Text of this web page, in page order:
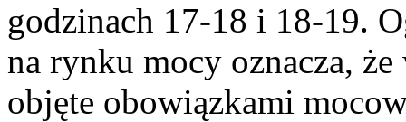
godzinach 17-18 i 18-19.
na rynku mocy oznacza,
objęte obowiązkami